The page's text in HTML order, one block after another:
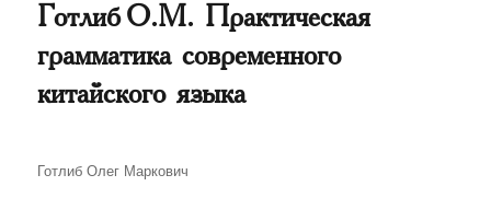
Готлиб О.М. Практическая
грамматика современного
китайского языка
Автор
Готлиб Олег Маркович